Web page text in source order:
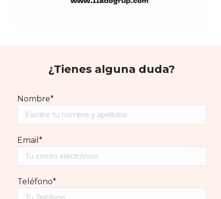
¿Tienes alguna duda?
Nombre*
Email*
Teléfono*